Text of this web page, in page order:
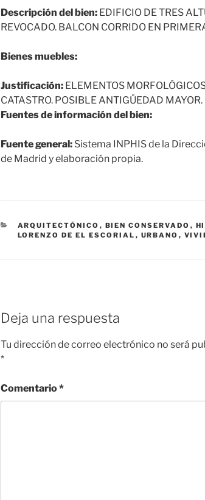
Descripción del bien: EDIFICIO DE TRES
REVOCADO. BALCON CORRIDO EN
Bienes muebles:
Justificación: ELEMENTOS
CATASTRO. POSIBLE ANTIGÜEDAD MAYOR.
Fuentes de información del bien:
Fuente general: Sistema INPHIS de la
de Madrid y elaboración propia.
CATEGORÍAS
ARQUITECTÓNICO , BIEN CONSERVADO ,
LORENZO DE EL ESCORIAL , URBANO ,
Deja una respuesta
Tu dirección de correo electrónico no será
*
Comentario*